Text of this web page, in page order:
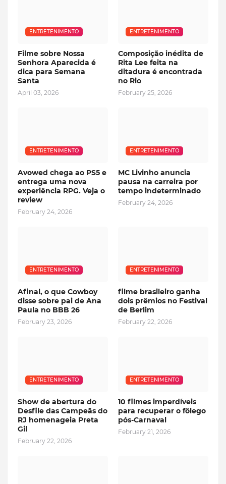
ENTRETENIMENTO
Filme sobre Nossa
Senhora Aparecida é
dica para Semana
Santa
April 03, 2026
ENTRETENIMENTO
Composição inédita de
Rita Lee feita na
ditadura é encontrada
no Rio
February 25, 2026
ENTRETENIMENTO
Avowed chega ao PS5 e
entrega uma nova
experiência RPG. Veja o
review
February 24, 2026
ENTRETENIMENTO
MC Livinho anuncia
pausa na carreira por
tempo indeterminado
February 24, 2026
ENTRETENIMENTO
Afinal, o que Cowboy
disse sobre pai de Ana
Paula no BBB 26
February 23, 2026
ENTRETENIMENTO
filme brasileiro ganha
dois prêmios no Festival
de Berlim
February 22, 2026
ENTRETENIMENTO
Show de abertura do
Desfile das Campeãs do
RJ homenageia Preta
Gil
February 22, 2026
ENTRETENIMENTO
10 filmes imperdíveis
para recuperar o fôlego
pós-Carnaval
February 21, 2026